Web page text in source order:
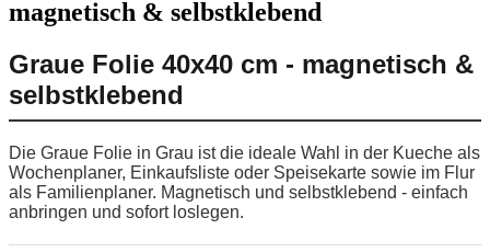
magnetisch & selbstklebend
Graue Folie 40x40 cm - magnetisch &
selbstklebend
Die Graue Folie in Grau ist die ideale Wahl in der Kueche als
Wochenplaner, Einkaufsliste oder Speisekarte sowie im Flur
als Familienplaner. Magnetisch und selbstklebend - einfach
anbringen und sofort loslegen.